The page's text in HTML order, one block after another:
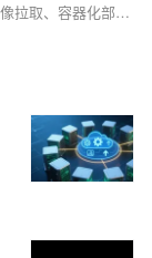
本文详解Nginx核心功能与Docker部署优势，涵盖镜像拉取、容器化部署（快速、挂载、Compose）、HTTPS配置及常见问题处理，助力高效搭建稳定Web服务。